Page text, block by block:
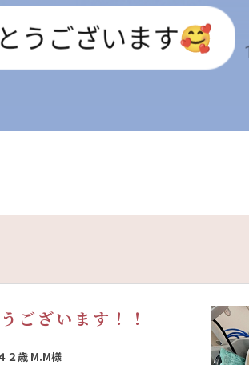
ございます！！
歳 M.M様